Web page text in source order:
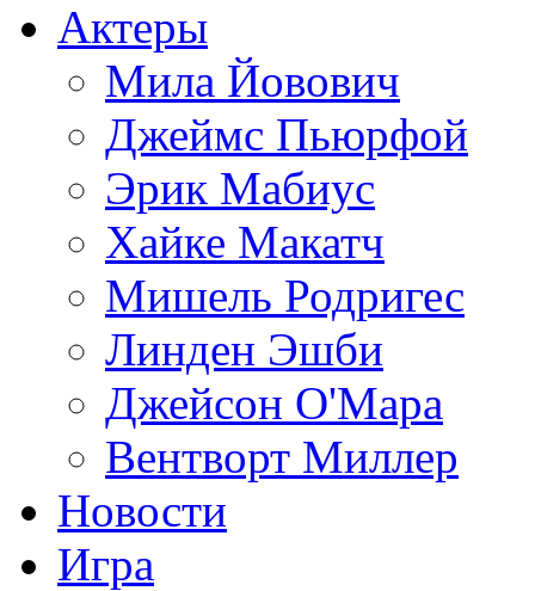
Актеры
Мила Йовович
Джеймс Пьюрфой
Эрик Мабиус
Хайке Макатч
Мишель Родригес
Линден Эшби
Джейсон О'Мара
Вентворт Миллер
Новости
Игра